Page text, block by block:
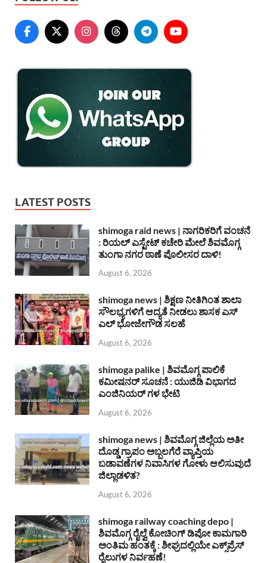
LATEST POSTS
shimoga raid news | ನಾಗರಿಕರಿಗೆ ವಂಚನೆ
: ರಿಯಲ್ ಎಸ್ಟೇಟ್ ಕಚೇರಿ ಮೇಲೆ ಶಿವಮೊಗ್ಗ
ತುಂಗಾ ನಗರ ಠಾಣೆ ಪೊಲೀಸರ ದಾಳಿ!
August 6, 2026
shimoga news | ಶಿಕ್ಷಣ ನೀತಿಗಿಂತ ಶಾಲಾ
ಸೌಲಭ್ಯಗಳಿಗೆ ಆದ್ಯತೆ ನೀಡಲು ಶಾಸಕ ಎಸ್
ಎಲ್ ಭೋಜೇಗೌಡ ಸಲಹೆ
August 6, 2026
shimoga palike | ಶಿವಮೊಗ್ಗ ಪಾಲಿಕೆ
ಕಮೀಷನರ್ ಸೂಚನೆ : ಯುಜಿಡಿ ವಿಭಾಗದ
ಎಂಜಿನಿಯರ್ ಗಳ ಭೇಟಿ
August 6, 2026
shimoga news | ಶಿವಮೊಗ್ಗ ಜಿಲ್ಲೆಯ ಅತೀ
ದೊಡ್ಡ ಗ್ರಾಪಂ ಅಬ್ಬಲಗೆರೆ ವ್ಯಾಪ್ತಿಯ
ಬಡಾವಣೆಗಳ ನಿವಾಸಿಗಳ ಗೋಳು ಆಲಿಸುವುದೆ
ಜಿಲ್ಲಾಡಳಿತ?
August 6, 2026
shimoga railway coaching depo |
ಶಿವಮೊಗ್ಗ ರೈಲ್ವೆ ಕೋಚಿಂಗ್ ಡಿಪೋ ಕಾಮಗಾರಿ
ಅಂತಿಮ ಹಂತಕ್ಕೆ : ಶೀಘ್ರದಲ್ಲಿಯೇ ಎಕ್ಸ್‌ಪ್ರೆಸ್
ರೈಲುಗಳ ನಿರ್ವಹಣೆ!